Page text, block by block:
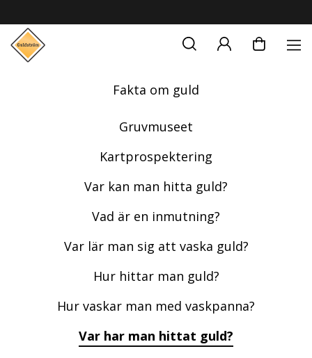
Fakta om guld
Gruvmuseet
Kartprospektering
Var kan man hitta guld?
Vad är en inmutning?
Var lär man sig att vaska guld?
Hur hittar man guld?
Hur vaskar man med vaskpanna?
Var har man hittat guld?